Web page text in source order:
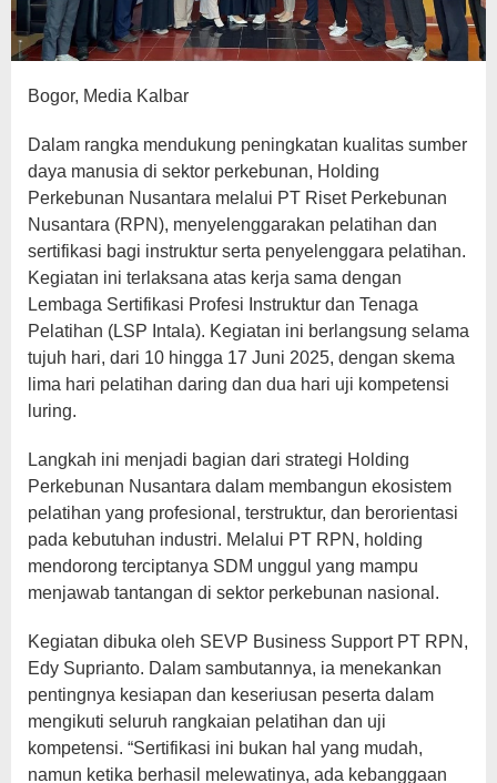
Bogor, Media Kalbar
Dalam rangka mendukung peningkatan kualitas sumber
daya manusia di sektor perkebunan, Holding
Perkebunan Nusantara melalui PT Riset Perkebunan
Nusantara (RPN), menyelenggarakan pelatihan dan
sertifikasi bagi instruktur serta penyelenggara pelatihan.
Kegiatan ini terlaksana atas kerja sama dengan
Lembaga Sertifikasi Profesi Instruktur dan Tenaga
Pelatihan (LSP Intala). Kegiatan ini berlangsung selama
tujuh hari, dari 10 hingga 17 Juni 2025, dengan skema
lima hari pelatihan daring dan dua hari uji kompetensi
luring.
Langkah ini menjadi bagian dari strategi Holding
Perkebunan Nusantara dalam membangun ekosistem
pelatihan yang profesional, terstruktur, dan berorientasi
pada kebutuhan industri. Melalui PT RPN, holding
mendorong terciptanya SDM unggul yang mampu
menjawab tantangan di sektor perkebunan nasional.
Kegiatan dibuka oleh SEVP Business Support PT RPN,
Edy Suprianto. Dalam sambutannya, ia menekankan
pentingnya kesiapan dan keseriusan peserta dalam
mengikuti seluruh rangkaian pelatihan dan uji
kompetensi. “Sertifikasi ini bukan hal yang mudah,
namun ketika berhasil melewatinya, ada kebanggaan